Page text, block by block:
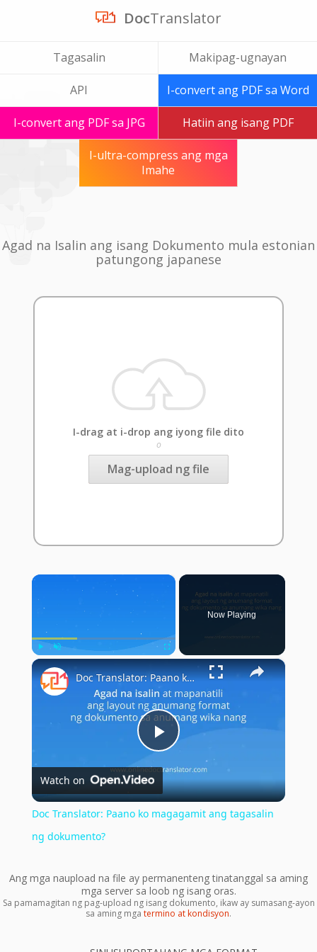
DocTranslator
Tagasalin Makipag-ugnayan
API I-convert ang PDF sa Word
I-convert ang PDF sa JPG Hatiin ang isang PDF
I-ultra-compress ang mga
Imahe
Agad na Isalin ang isang Dokumento mula estonian
patungong japanese
I-drag at i-drop ang iyong file dito
o
Mag-upload ng file
×
Play Unmute Fullscreen
Now Playing
×
Play
Video
Doc Translator: Paano ko magagamit ang tagasalin ng dokumento?
Watch on
Doc Translator: Paano ko magagamit ang tagasalin
ng dokumento?
Ang mga naupload na file ay permanenteng tinatanggal sa aming
mga server sa loob ng isang oras.
Sa pamamagitan ng pag-upload ng isang dokumento, ikaw ay sumasang-ayon
sa aming mga termino at kondisyon.